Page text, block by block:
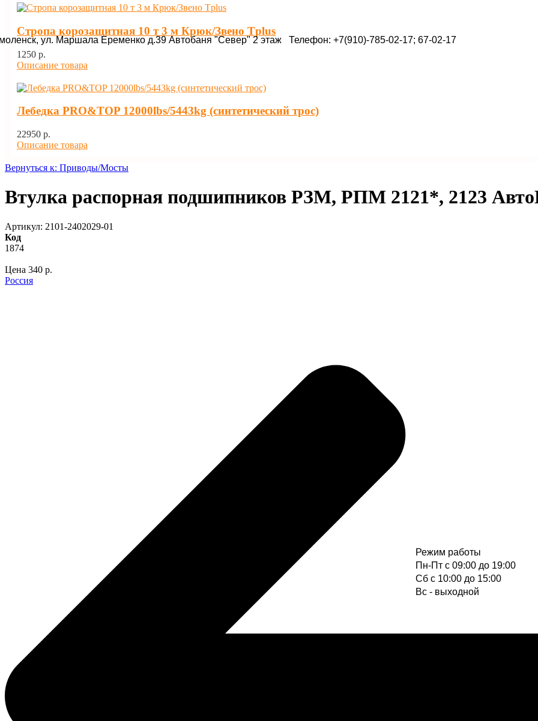
Режим работы
Пн-Пт с 09:00 до 19:00
Cб с 10:00 до 15:00
Вс - выходной
ул. Маршала Еременко д.39 Автобаня "Север" 2 этаж Телефон: +7(910)-785-02-17; 67-02-17
Стропа корозащитная 10 т 3 м Крюк/Звено Tplus
1250 p.
Описание товара
Лебедка PRO&TOP 12000lbs/5443kg (синтетический трос)
22950 p.
Описание товара
Вернуться к: Приводы/Мосты
Втулка распорная подшипников РЗМ, РПМ 2121*, 2123
Артикул: 2101-2402029-01
Код
1874
Цена 340 p.
Россия